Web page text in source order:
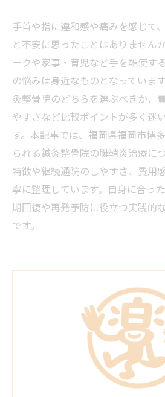
手首や指に違和感や痛みを感じて
と不安に思ったことはありません
ークや家事・育児など手を酷使す
の悩みは身近なものとなっていま
灸整骨院のどちらを選ぶべきか、
やすさなど比較ポイントが多く迷
す。本記事では、福岡県福岡市博
られる鍼灸整骨院の腱鞘炎治療に
特徴や継続通院のしやすさ、費用
寧に整理しています。自身に合っ
期回復や再発予防に役立つ実践的
です。